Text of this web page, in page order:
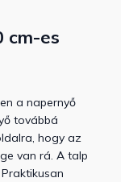
cm-es
a napernyő
továbbá
hogy az
van rá. A talp
Praktikusan